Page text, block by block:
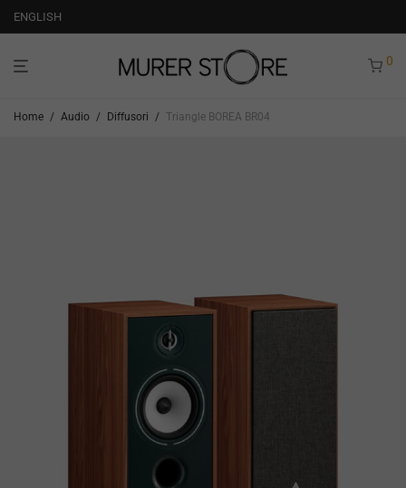
ENGLISH
0
Home / Audio / Diffusori / Triangle BOREA BR04